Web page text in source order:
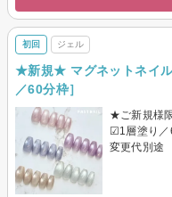
初回 ジェル
★新規★ マグネットネイ
／60分枠］
★ご新規様
☑1層塗り／
変更代別途